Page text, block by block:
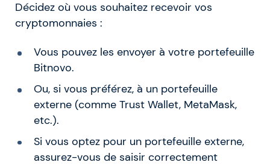
Décidez où vous souhaitez recevoir vos
cryptomonnaies :
Vous pouvez les envoyer à votre portefeuille
Bitnovo.
Ou, si vous préférez, à un portefeuille
externe (comme Trust Wallet, MetaMask,
etc.).
Si vous optez pour un portefeuille externe,
assurez-vous de saisir correctement